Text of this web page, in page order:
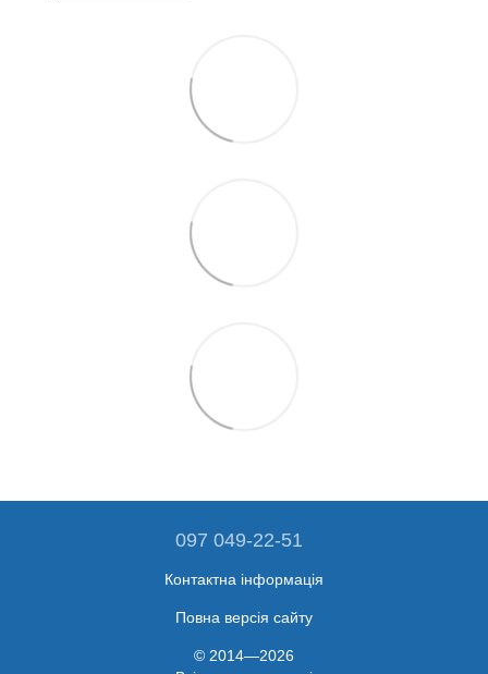
097 049-22-51
Контактна інформація
Повна версія сайту
© 2014—2026